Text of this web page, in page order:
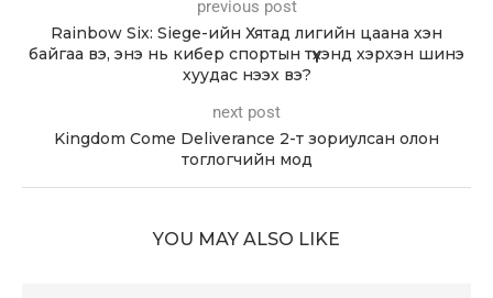
previous post
Rainbow Six: Siege-ийн Хятад лигийн цаана хэн
байгаа вэ, энэ нь кибер спортын түүхэнд хэрхэн шинэ
хуудас нээх вэ?
next post
Kingdom Come Deliverance 2-т зориулсан олон
тоглогчийн мод
YOU MAY ALSO LIKE